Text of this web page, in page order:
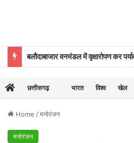
बलौदाबाजार वनमंडल में वृक्षारोपण कर
छत्तीसगढ़ भारत विश्व खेल
Home /मनोरंजन
मनोरंजन